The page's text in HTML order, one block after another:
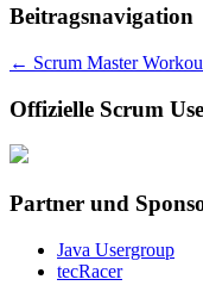
Beitragsnavigation
← Scrum Master
Offizielle Scrum
Partner und
Java Usergroup
tecRacer